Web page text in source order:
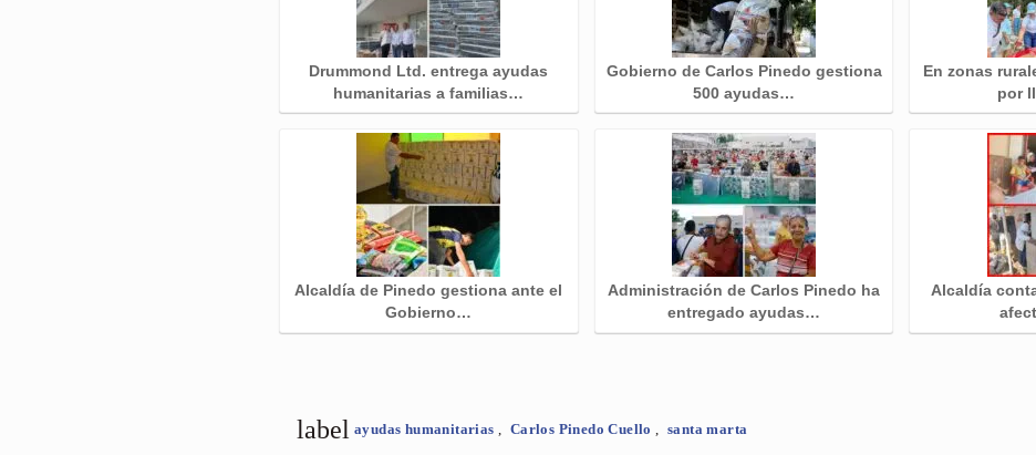
Drummond Ltd. entrega ayudas
humanitarias a familias…
Alcaldía de Pinedo gestiona ante el
Gobierno…
Gobierno de Carlos Pinedo gestiona
500 ayudas…
Administración de Carlos Pinedo ha
entregado ayudas…
En zonas
por
Alcaldía
label ayudas humanitarias , Carlos Pinedo Cuello, santa marta